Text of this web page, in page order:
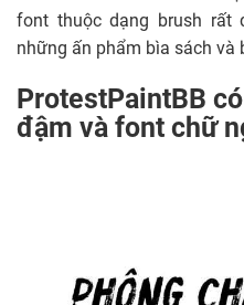
font thuộc dạng brush rất
những ấn phẩm bìa sách và
ProtestPaintBB
đậm và font chữ